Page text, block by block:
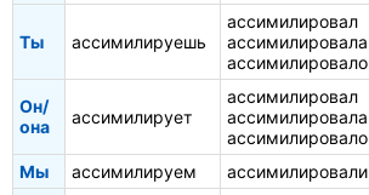
Ты ассимилируешь
ассимилировал
ассимилировала
ассимилировало
Он/
она
ассимилирует
ассимилировал
ассимилировала
ассимилировало
Мы ассимилируем ассимилировали